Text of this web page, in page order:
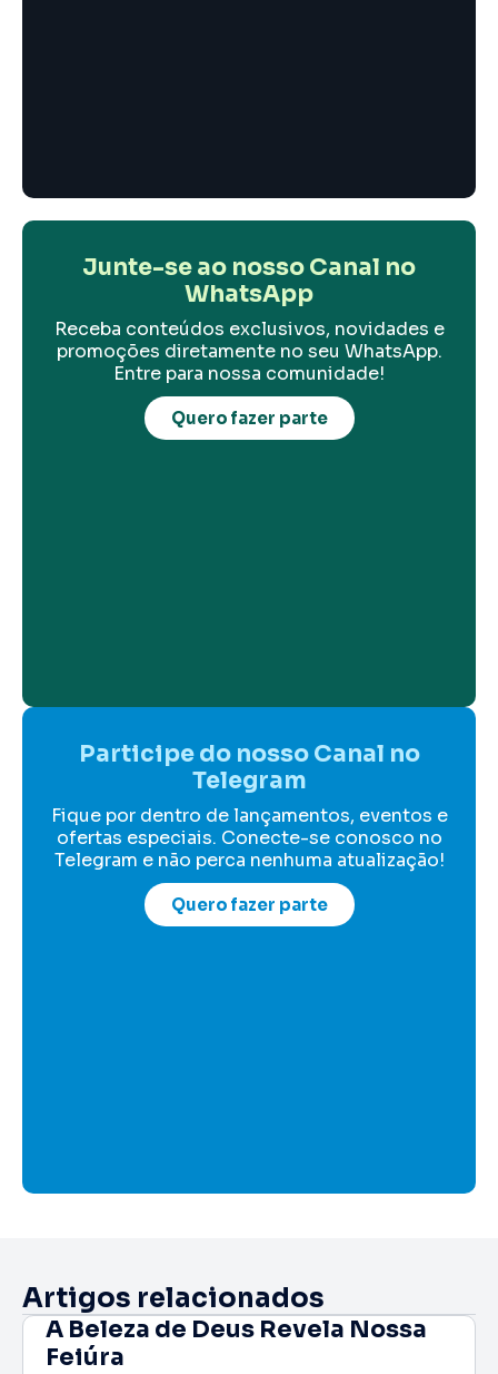
Junte-se ao nosso Canal no
WhatsApp
Receba conteúdos exclusivos, novidades e
promoções diretamente no seu WhatsApp.
Entre para nossa comunidade!
Quero fazer parte
Participe do nosso Canal no
Telegram
Fique por dentro de lançamentos, eventos e
ofertas especiais. Conecte-se conosco no
Telegram e não perca nenhuma atualização!
Quero fazer parte
Artigos relacionados
A Beleza de Deus Revela Nossa
Feiúra